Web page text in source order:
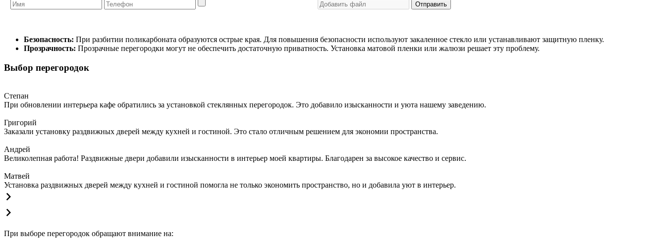
Отправить
Безопасность: При разбитии поликарбоната образуются острые края. Для повышения безопасности используют закаленное стекло или устанавливают защитную пленку.
Прозрачность: Прозрачные перегородки могут не обеспечить достаточную приватность. Установка матовой пленки или жалюзи решает эту проблему.
Выбор перегородок
Степан
При обновлении интерьера кафе обратились за установкой стеклянных перегородок. Это добавило изысканности и уюта нашему заведению.
Григорий
Заказали установку раздвижных дверей между кухней и гостиной. Это стало отличным решением для экономии пространства.
Андрей
Великолепная работа! Раздвижные двери добавили изысканности в интерьер моей квартиры. Благодарен за высокое качество и сервис.
Матвей
Установка раздвижных дверей между кухней и гостиной помогла не только экономить пространство, но и добавила уют в интерьер.
При выборе перегородок обращают внимание на: